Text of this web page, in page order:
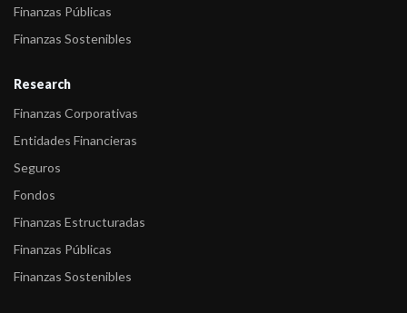
Finanzas Públicas
Finanzas Sostenibles
Research
Finanzas Corporativas
Entidades Financieras
Seguros
Fondos
Finanzas Estructuradas
Finanzas Públicas
Finanzas Sostenibles